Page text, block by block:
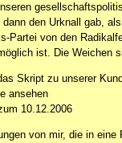
den Urknall gab,
Partei von den
ist. Die Weichen
Skript zu unserer
ansehen
10.12.2006
von mir, die in